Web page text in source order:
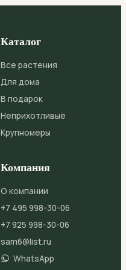
Каталог
Все растения
Для дома
В подарок
Неприхотливые
Крупномеры
Компания
О компании
+7 495 998-30-06
+7 925 998-30-06
sam6@list.ru
WhatsApp